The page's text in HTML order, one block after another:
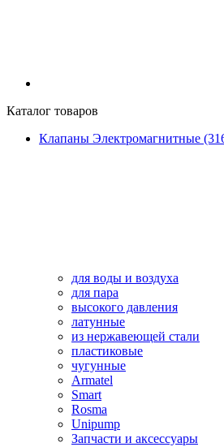
Каталог товаров
Клапаны Электромагнитные
для воды и воздуха
для пара
высокого давления
латунные
из нержавеющей стали
пластиковые
чугунные
Armatel
Smart
Rosma
Unipump
Запчасти и аксессуары